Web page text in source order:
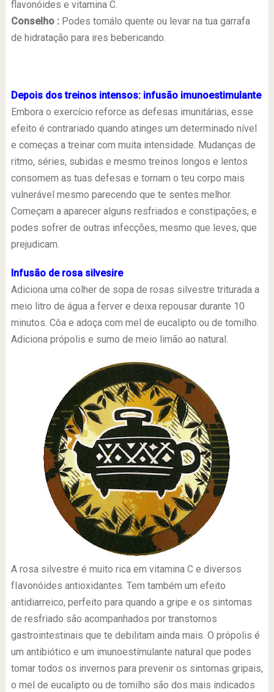
flavonóides e vitamina C.
Conselho :Podes tomálo quente ou levar na tua garrafa
de hidratação para ires bebericando.
Depois dos treinos intensos: infusão imunoestimulante
Embora o exercício reforce as defesas imunitárias, esse
efeito é contrariado quando atinges um determinado nível
e começas a treinar com muita intensidade. Mudanças de
ritmo, séries, subidas e mesmo treinos longos e lentos
consomem as tuas defesas e tornam o teu corpo mais
vulnerável mesmo parecendo que te sentes melhor.
Começam a aparecer alguns resfriados e constipações, e
podes sofrer de outras infecções, mesmo que leves, que
prejudicam.
lnfusão de rosa silvesire
Adiciona uma colher de sopa de rosas silvestre triturada a
meio litro de água a ferver e deixa repousar durante 10
minutos. Côa e adoça com mel de eucalipto ou de tomilho.
Adiciona própolis e sumo de meio limão ao natural.
A rosa silvestre é muito rica em vitamina C e diversos
fIavonóides antioxidantes. Tem também um efeito
antidiarreico, perfeito para quando a gripe e os sintomas
de resfriado são acompanhados por transtornos
gastrointestinais que te debilitam ainda mais. O própolis é
um antibiótico e um imunoestímulante natural que podes
tomar todos os invernos para prevenir os sintomas gripais,
o mel de eucalipto ou de tomilho são dos mais indicados